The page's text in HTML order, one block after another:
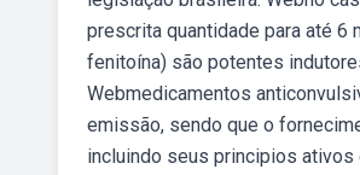
prescrita quantidade para até 6
fenitoína) são potentes
Webmedicamentos
emissão, sendo que o
incluindo seus principios ativos